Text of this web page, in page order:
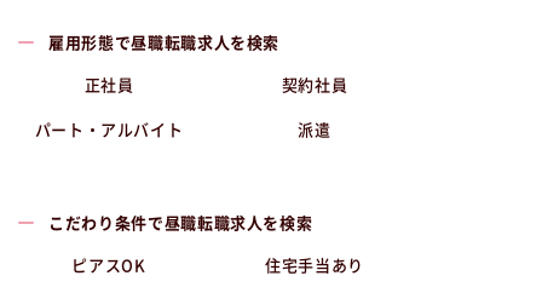
雇用形態で昼職転職求人を検索
正社員 契約社員
パート・アルバイト 派遣
こだわり条件で昼職転職求人を検索
ピアスOK 住宅手当あり